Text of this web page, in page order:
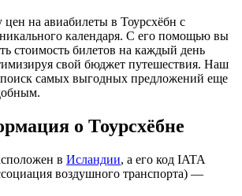
на авиабилеты в Тоурсхёбн с
календаря. С его помощью вы
стоимость билетов на каждый день
свой бюджет путешествия. Наш
поиск самых выгодных предложений еще
о Тоурсхёбне
в Исландии, а его код IATA
воздушного транспорта) —